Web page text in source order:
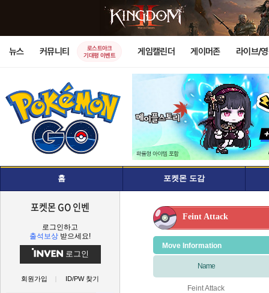
뉴스 커뮤니티
로스트아크
기대평 이벤트
게임캘린더 게이머존 라이브/
홈 포켓몬 도감
포켓몬 GO 인벤
로그인하고
출석보상 받으세요!
로그인
회원가입 ID/PW 찾기
Feint Attack
Move Information
Name
Feint Attack